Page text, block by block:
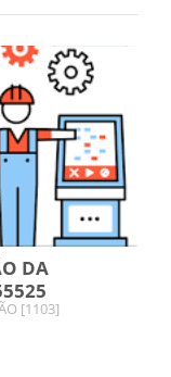
DA
[1103]